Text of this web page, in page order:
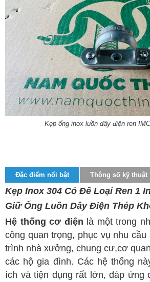
Kẹp ống inox luồn dây điện ren
Đặc điểm nổi bật Thông số kỹ thuật
Kẹp Inox 304 Có Đế Loại Ren 1
Giữ Ống Luồn Dây Điện Thép
Hệ thống cơ điện là một trong
công quan trọng, phục vụ nhu
trình nhà xưởng, chung cư,cơ
các hộ gia đình. Các hệ thống
ích và tiện dụng rất lớn, đáp ứng